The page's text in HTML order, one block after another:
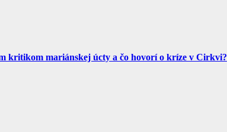
kritikom mariánskej úcty a čo hovorí o kríze v Cirkvi?